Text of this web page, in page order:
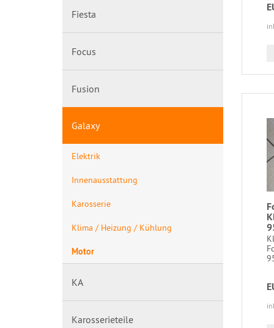
Fiesta
Focus
Fusion
Galaxy
Elektrik
Innenausstattung
Karosserie
Klima / Heizung / Kühlung
Motor
KA
Karosserieteile